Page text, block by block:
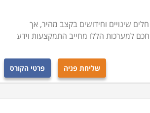
למסלול הלימודים שבו בחרו .
שינויים וחידושים בקצב מהיר, אך
למערכות הללו מחייב התמקצעות וידע
שליחת פניה פרטי הקורס